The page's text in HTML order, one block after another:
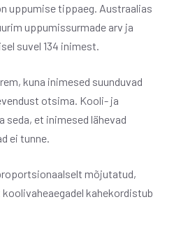
uppumise tippaeg. Austraalias
uppumissurmade arv ja
suvel 134 inimest.
kuna inimesed suunduvad
otsima. Kooli- ja
seda, et inimesed lähevad
ei tunne.
mõjutatud,
kahekordistub